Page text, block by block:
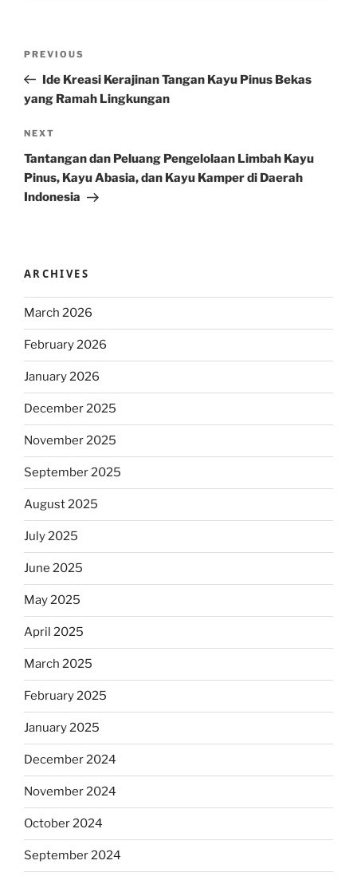
Previous
Post
PREVIOUS
Ide Kreasi Kerajinan Tangan Kayu Pinus Bekas
yang Ramah Lingkungan
Next
Post
NEXT
Tantangan dan Peluang Pengelolaan Limbah Kayu
Pinus, Kayu Abasia, dan Kayu Kamper di Daerah
Indonesia
ARCHIVES
March 2026
February 2026
January 2026
December 2025
November 2025
September 2025
August 2025
July 2025
June 2025
May 2025
April 2025
March 2025
February 2025
January 2025
December 2024
November 2024
October 2024
September 2024